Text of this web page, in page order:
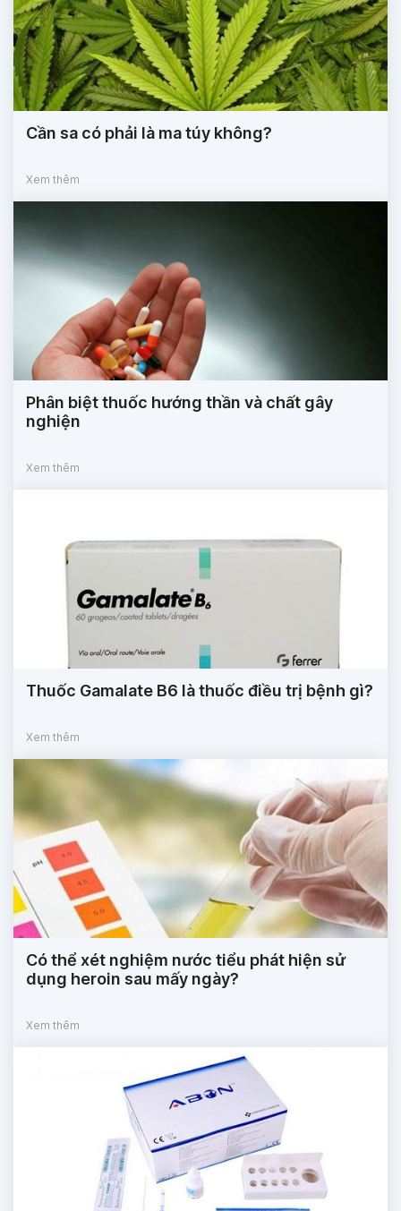
Cần sa có phải là ma túy không?
Xem thêm
Phân biệt thuốc hướng thần và chất gây
nghiện
Xem thêm
Thuốc Gamalate B6 là thuốc điều trị bệnh gì?
Xem thêm
Có thể xét nghiệm nước tiểu phát hiện sử
dụng heroin sau mấy ngày?
Xem thêm